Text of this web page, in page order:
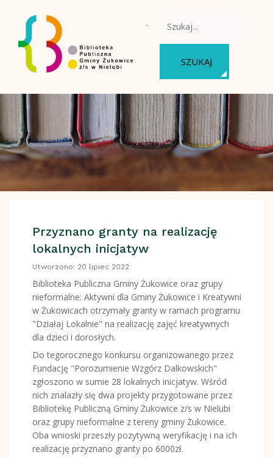
SZUKAJ
Przyznano granty na realizację
lokalnych inicjatyw
Utworzono: 20 lipiec 2022
Biblioteka Publiczna Gminy Żukowice oraz grupy
nieformalne: Aktywni dla Gminy Żukowice i Kreatywni
w Żukowicach otrzymały granty w ramach programu
"Działaj Lokalnie" na realizację zajęć kreatywnych
dla dzieci i dorosłych.
Do tegorocznego konkursu organizowanego przez
Fundację "Porozumienie Wzgórz Dalkowskich"
zgłoszono w sumie 28 lokalnych inicjatyw. Wśród
nich znalazły się dwa projekty przygotowane przez
Bibliotekę Publiczną Gminy Żukowice z/s w Nielubi
oraz grupy nieformalne z tereny gminy Żukowice.
Oba wnioski przeszły pozytywną weryfikację i na ich
realizację przyznano granty po 6000zł.